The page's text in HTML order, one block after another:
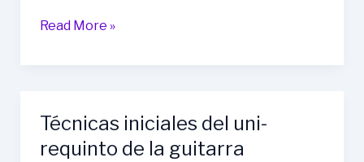
Como
encordar
Read More »
Técnicas iniciales del uni-
requinto de la guitarra